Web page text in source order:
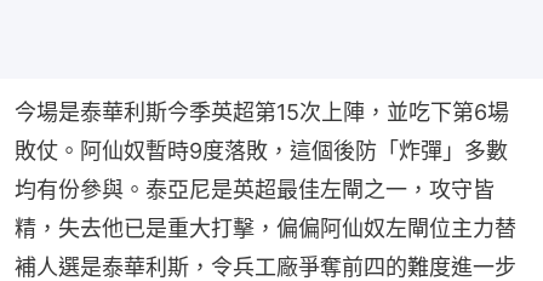
今場是泰華利斯今季英超第15次上陣，並吃下第6場
敗仗。阿仙奴暫時9度落敗，這個後防「炸彈」多數
均有份參與。泰亞尼是英超最佳左閘之一，攻守皆
精，失去他已是重大打擊，偏偏阿仙奴左閘位主力替
補人選是泰華利斯，令兵工廠爭奪前四的難度進一步